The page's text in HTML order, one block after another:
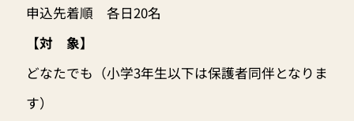
申込先着順 各日20名
【対 象】
どなたでも（小学3年生以下は保護者同伴となりま
す）